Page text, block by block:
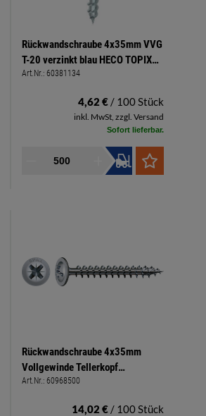
Rückwandschraube 4x35mm VVG
T-20 verzinkt blau HECO TOPIX
plus
Art.Nr.: 60381134
4,62 € / 100 Stück
inkl. MwSt, zzgl. Versand
Sofort lieferbar.
Rückwandschraube 4x35mm
Vollgewinde Tellerkopf
Kreuzschlitz PZ 2 hell verzinkt
Art.Nr.: 60968500
14,02 € / 100 Stück